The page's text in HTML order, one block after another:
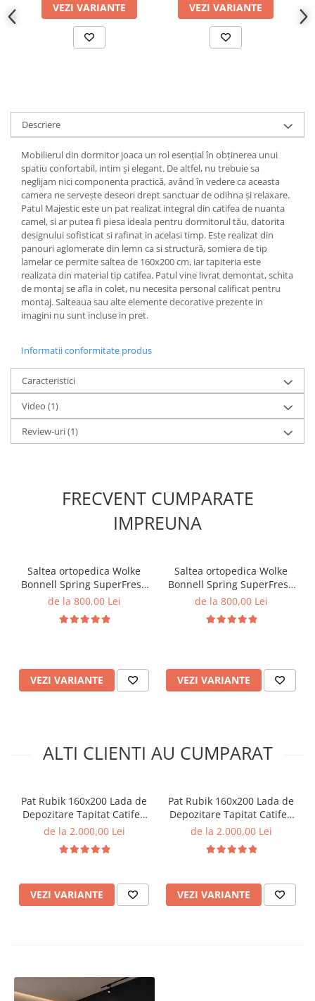
VEZI VARIANTE VEZI VARIANTE
Descriere
Mobilierul din dormitor joaca un rol esențial în obținerea unui
spatiu confortabil, intim și elegant. De altfel, nu trebuie sa
neglijam nici componenta practică, având în vedere ca aceasta
camera ne servește deseori drept sanctuar de odihna și relaxare.
Patul Majestic este un pat realizat integral din catifea de nuanta
camel, si ar putea fi piesa ideala pentru dormitorul tău, datorita
designului sofisticat si rafinat in acelasi timp. Este realizat din
panouri aglomerate din lemn ca si structură, somiera de tip
lamelar ce permite saltea de 160x200 cm, iar tapiteria este
realizata din material tip catifea. Patul vine livrat demontat, schita
de montaj se afla in colet, nu necesita personal calificat pentru
montaj. Salteaua sau alte elemente decorative prezente in
imagini nu sunt incluse in pret.
Informatii conformitate produs
Caracteristici
Video (1)
Review-uri(1)
FRECVENT CUMPARATE
IMPREUNA
Saltea ortopedica Wolke
Bonnell Spring SuperFresh
160x200x20 cm, 17 cm
Bonnell Spring, 3 cm spuma
de la 800,00 Lei
VEZI VARIANTE
Saltea ortopedica Wolke
Bonnell Spring SuperFresh
180x200x20 cm, 17 cm
Bonnell Spring, 3 cm spuma
de la 800,00 Lei
VEZI VARIANTE
ALTI CLIENTI AU CUMPARAT
Pat Rubik 160x200 Lada de
Depozitare Tapitat Catifea
Crem (cod: ML2223)
de la 2.000,00 Lei
VEZI VARIANTE
Pat Rubik 160x200 Lada de
Depozitare Tapitat Catifea
Gri (cod: ML2223)
de la 2.000,00 Lei
VEZI VARIANTE